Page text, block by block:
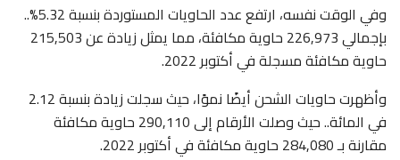
وفي الوقت نفسه، ارتفع عدد الحاويات المستوردة بنسبة 5.32%..
بإجمالي 226,973 حاوية مكافئة، مما يمثل زيادة عن 215,503
حاوية مكافئة مسجلة في أكتوبر 2022.
وأظهرت حاويات الشحن أيضًا نموًا، حيث سجلت زيادة بنسبة 2.12
في المائة.. حيث وصلت الأرقام إلى 290,110 حاوية مكافئة
مقارنة بـ 284,080 حاوية مكافئة في أكتوبر 2022.